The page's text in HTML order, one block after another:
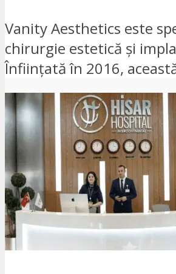
Vanity Aesthetics este
chirurgie estetică și
Înființată în 2016,